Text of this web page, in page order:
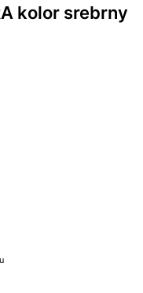
kolor srebrny